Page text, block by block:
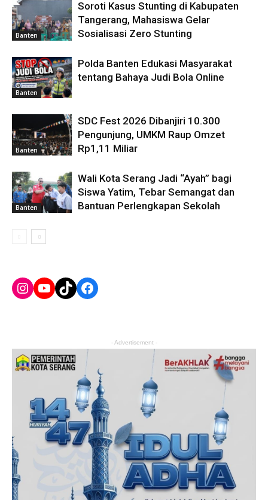
Banten
Soroti Kasus Stunting di Kabupaten
Tangerang, Mahasiswa Gelar
Sosialisasi Zero Stunting
Banten
Polda Banten Edukasi Masyarakat
tentang Bahaya Judi Bola Online
Banten
SDC Fest 2026 Dibanjiri 10.300
Pengunjung, UMKM Raup Omzet
Rp1,11 Miliar
Banten
Wali Kota Serang Jadi “Ayah” bagi
Siswa Yatim, Tebar Semangat dan
Bantuan Perlengkapan Sekolah
Instagram
YouTube
TikTokFacebook
- Advertisement -